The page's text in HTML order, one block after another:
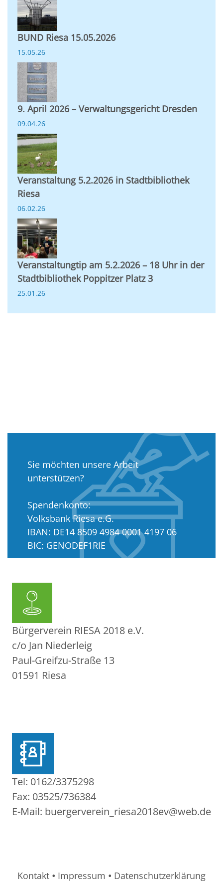
BUND Riesa 15.05.2026
15.05.26
9. April 2026 – Verwaltungsgericht Dresden
09.04.26
Veranstaltung 5.2.2026 in Stadtbibliothek
Riesa
06.02.26
Veranstaltungtip am 5.2.2026 – 18 Uhr in der
Stadtbibliothek Poppitzer Platz 3
25.01.26
Sie möchten unsere Arbeit
unterstützen?
Spendenkonto:
Volksbank Riesa e.G.
IBAN: DE14 8509 4984 0001 4197 06
BIC: GENODEF1RIE
Bürgerverein RIESA 2018 e.V.
c/o Jan Niederleig
Paul-Greifzu-Straße 13
01591 Riesa
Tel: 0162/3375298
Fax: 03525/736384
E-Mail: buergerverein_riesa2018ev@web.de
Kontakt • Impressum • Datenschutzerklärung